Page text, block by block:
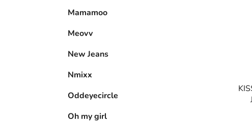
Mamamoo
Meovv
New Jeans
Nmixx
Oddeyecircle
Oh my girl